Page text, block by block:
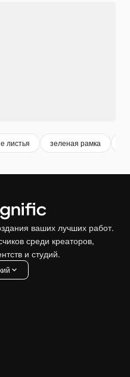
листья зеленая рамка
ваших лучших работ.
среди креаторов,
и студий.